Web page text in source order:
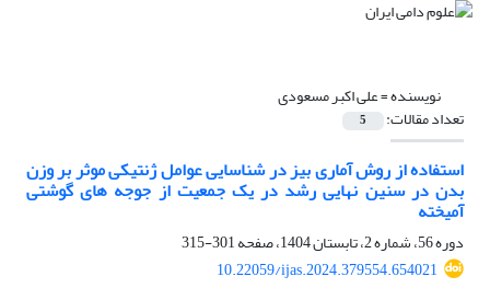
نویسنده =علی اکبر مسعودی
تعداد مقالات: 5
استفاده از روش آماری بیز در شناسایی عوامل ژنتیکی موثر بر وزن
بدن در سنین نهایی رشد در یک جمعیت از جوجه های گوشتی
آمیخته
دوره 56، شماره 2، تابستان 1404، صفحه
301-315
10.22059/ijas.2024.379554.654021